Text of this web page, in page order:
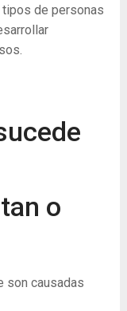
de personas
o
son causadas